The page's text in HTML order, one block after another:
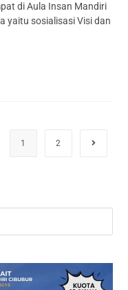
di Aula Insan Mandiri
yaitu sosialisasi Visi dan
1 2